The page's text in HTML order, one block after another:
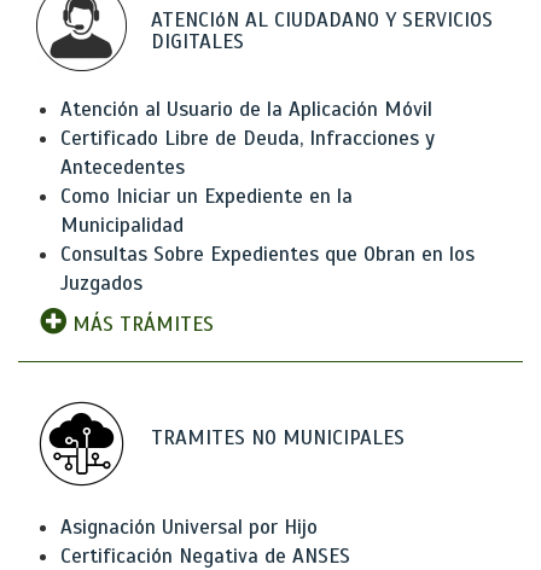
ATENCIóN AL CIUDADANO Y SERVICIOS
DIGITALES
Atención al Usuario de la Aplicación Móvil
Certificado Libre de Deuda, Infracciones y
Antecedentes
Como Iniciar un Expediente en la
Municipalidad
Consultas Sobre Expedientes que Obran en los
Juzgados
MÁS TRÁMITES
TRAMITES NO MUNICIPALES
Asignación Universal por Hijo
Certificación Negativa de ANSES